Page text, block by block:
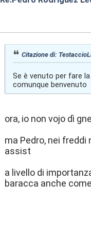
Citazione di:
Se è venuto per fare
comunque benvenuto
ora, io non vojo dì
ma Pedro, nei
assist
a livello di
baracca anche